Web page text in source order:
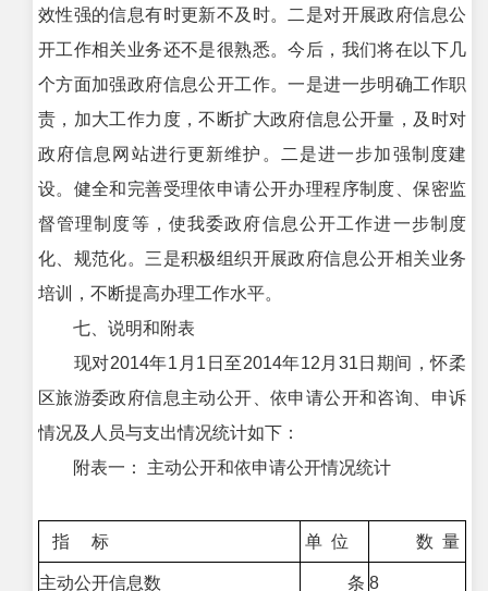
效性强的信息有时更新不及时。二是对开展政府信息公
开工作相关业务还不是很熟悉。今后，我们将在以下几
个方面加强政府信息公开工作。一是进一步明确工作职
责，加大工作力度，不断扩大政府信息公开量，及时对
政府信息网站进行更新维护。二是进一步加强制度建
设。健全和完善受理依申请公开办理程序制度、保密监
督管理制度等，使我委政府信息公开工作进一步制度
化、规范化。三是积极组织开展政府信息公开相关业务
培训，不断提高办理工作水平。
七、说明和附表
现对2014年1月1日至2014年12月31日期间，怀柔
区旅游委政府信息主动公开、依申请公开和咨询、申诉
情况及人员与支出情况统计如下：
附表一： 主动公开和依申请公开情况统计
指 标 单 位 数 量
主动公开信息数 条 8